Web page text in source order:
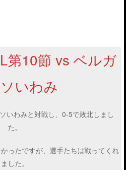
第10節 vs ベルガ
いわみ
いわみと対戦し、0-5で敗北しまし
た。
ったですが、選手たちは戦ってくれ
ました。